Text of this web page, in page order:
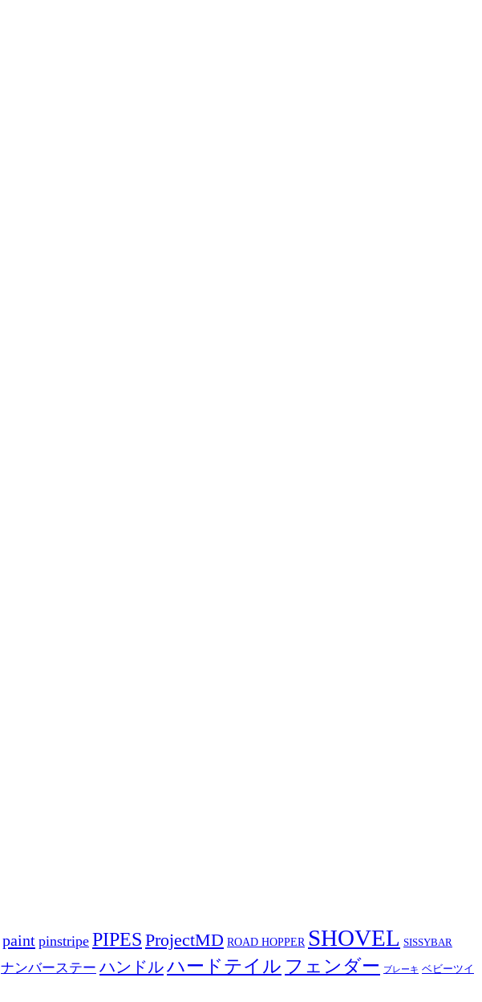
paint pinstripe PIPES ProjectMD ROAD HOPPER SHOVEL SISSYBAR
ナンバーステー ハンドルハードテイル フェンダー ブレーキ ベビーツイ